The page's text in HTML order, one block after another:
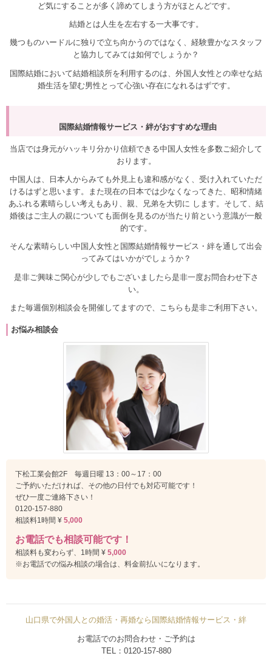
ど気にすることが多く諦めてしまう方がほとんどです。
結婚とは人生を左右する一大事です。
幾つものハードルに独りで立ち向かうのではなく、経験豊かなスタッフ
と協力してみては如何でしょうか？
国際結婚において結婚相談所を利用するのは、外国人女性との幸せな結
婚生活を望む男性とって心強い存在になれるはずです。
国際結婚情報サービス・絆がおすすめな理由
当店では身元がハッキリ分かり信頼できる中国人女性を多数ご紹介して
おります。
中国人は、日本人からみても外見上も違和感がなく、受け入れていただ
けるはずと思います。また現在の日本では少なくなってきた、昭和情緒
あふれる素晴らしい考えもあり、親、兄弟を大切に します。そして、結
婚後はご主人の親についても面倒を見るのが当たり前という意識が一般
的です。
そんな素晴らしい中国人女性と国際結婚情報サービス・絆を通して出会
ってみてはいかがでしょうか？
是非ご興味ご関心が少しでもございましたら是非一度お問合わせ下さ
い。
また毎週個別相談会を開催してますので、こちらも是非ご利用下さい。
お悩み相談会
下松工業会館2F 毎週日曜 13：00～17：00
ご予約いただければ、その他の日付でも対応可能です！
ぜひ一度ご連絡下さい！
0120-157-880
相談料1時間 ¥ 5,000
お電話でも相談可能です！
相談料も変わらず、1時間 ¥ 5,000
※お電話での悩み相談の場合は、料金前払いになります。
山口県で外国人との婚活・再婚なら国際結婚情報サービス・絆
お電話でのお問合わせ・ご予約は
TEL：0120-157-880